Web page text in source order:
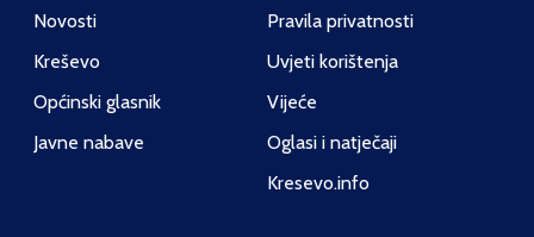
Novosti
Kreševo
Općinski glasnik
Javne nabave
Pravila privatnosti
Uvjeti korištenja
Vijeće
Oglasi i natječaji
Kresevo.info